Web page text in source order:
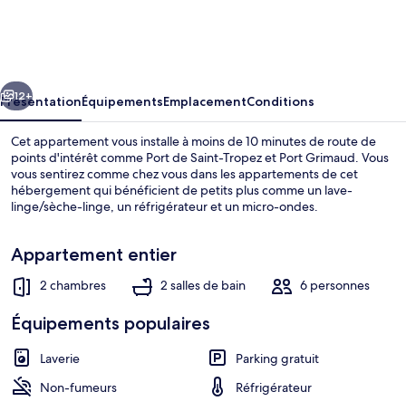
-
Saint
Tropez/port
Appartement | 2 chambres, espace
Suivant
12+
PrésentationÉquipementsEmplacementConditions
Cet appartement vous installe à moins de 10 minutes de route de
points d'intérêt comme Port de Saint-Tropez et Port Grimaud. Vous
vous sentirez comme chez vous dans les appartements de cet
hébergement qui bénéficient de petits plus comme un lave-
linge/sèche-linge, un réfrigérateur et un micro-ondes.
Appartement entier
2 chambres 2 salles de bain 6 personnes
Équipements populaires
Laverie
Parking gratuit
Non-fumeurs
Réfrigérateur